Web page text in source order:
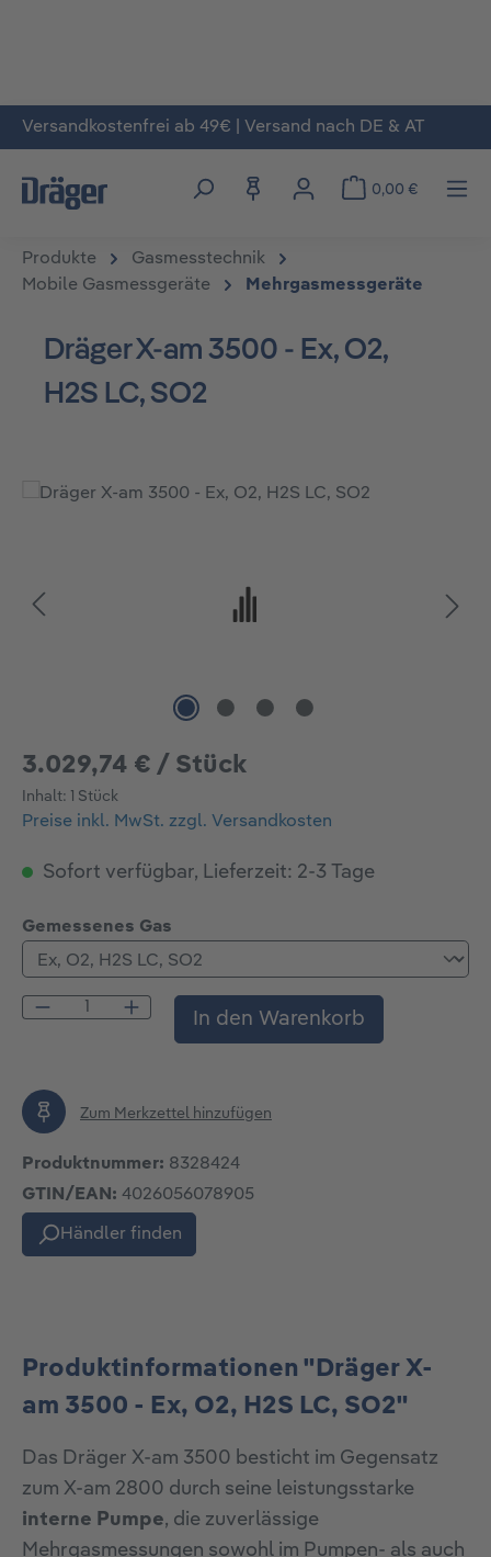
Zum Hauptinhalt springen
Versandkostenfrei ab 49€ | Versand nach DE & AT
0,00 €
Produkte
Gasmesstechnik
Mobile Gasmessgeräte
Mehrgasmessgeräte
Dräger X-am 3500 - Ex, O2,
H2S LC, SO2
Bildergalerie überspringen
3.029,74 € / Stück
Inhalt: 1 Stück
Preise inkl. MwSt. zzgl. Versandkosten
Sofort verfügbar, Lieferzeit: 2-3 Tage
Gemessenes Gas
Produkt Anzahl: Gib den gewünschten
In den Warenkorb
Zum Merkzettel hinzufügen
Produktnummer: 8328424
GTIN/EAN: 4026056078905
Händler finden
Produktinformationen "Dräger X-
am 3500 - Ex, O2, H2S LC, SO2"
Das Dräger X-am 3500 besticht im Gegensatz
zum X-am 2800 durch seine leistungsstarke
interne Pumpe, die zuverlässige
Mehrgasmessungen sowohl im Pumpen- als auch